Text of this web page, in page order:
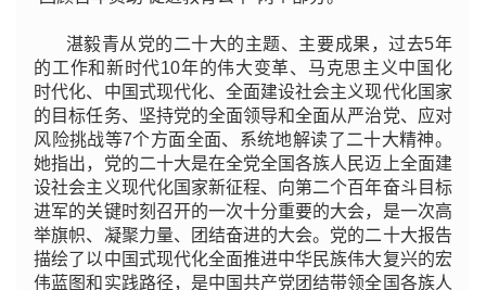
湛毅青从党的二十大的主题、主要成果，过去5年
的工作和新时代10年的伟大变革、马克思主义中国化
时代化、中国式现代化、全面建设社会主义现代化国家
的目标任务、坚持党的全面领导和全面从严治党、应对
风险挑战等7个方面全面、系统地解读了二十大精神。
她指出，党的二十大是在全党全国各族人民迈上全面建
设社会主义现代化国家新征程、向第二个百年奋斗目标
进军的关键时刻召开的一次十分重要的大会，是一次高
举旗帜、凝聚力量、团结奋进的大会。党的二十大报告
描绘了以中国式现代化全面推进中华民族伟大复兴的宏
伟蓝图和实践路径，是中国共产党团结带领全国各族人